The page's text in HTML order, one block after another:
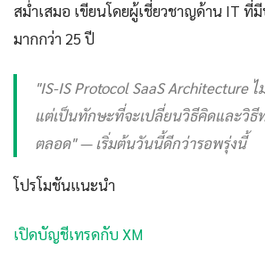
สม่ำเสมอ เขียนโดยผู้เชี่ยวชาญด้าน IT ที่
มากกว่า 25 ปี
"IS-IS Protocol SaaS Architecture ไ
แต่เป็นทักษะที่จะเปลี่ยนวิธีคิดและวิธี
ตลอด" — เริ่มต้นวันนี้ดีกว่ารอพรุ่งนี้
โปรโมชันแนะนำ
เปิดบัญชีเทรดกับ XM